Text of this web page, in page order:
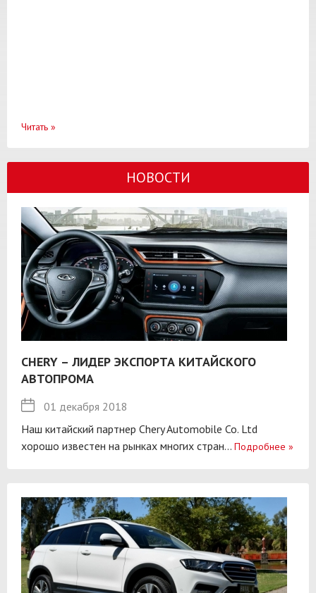
Читать »
НОВОСТИ
CHERY – ЛИДЕР ЭКСПОРТА КИТАЙСКОГО
АВТОПРОМА
01 декабря 2018
Наш китайский партнер Chery Automobile Co. Ltd
хорошо известен на рынках многих стран... Подробнее »